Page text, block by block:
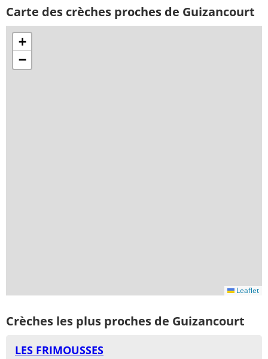
Carte des crèches proches de Guizancourt
+
−
Leaflet
Crèches les plus proches de Guizancourt
LES FRIMOUSSES